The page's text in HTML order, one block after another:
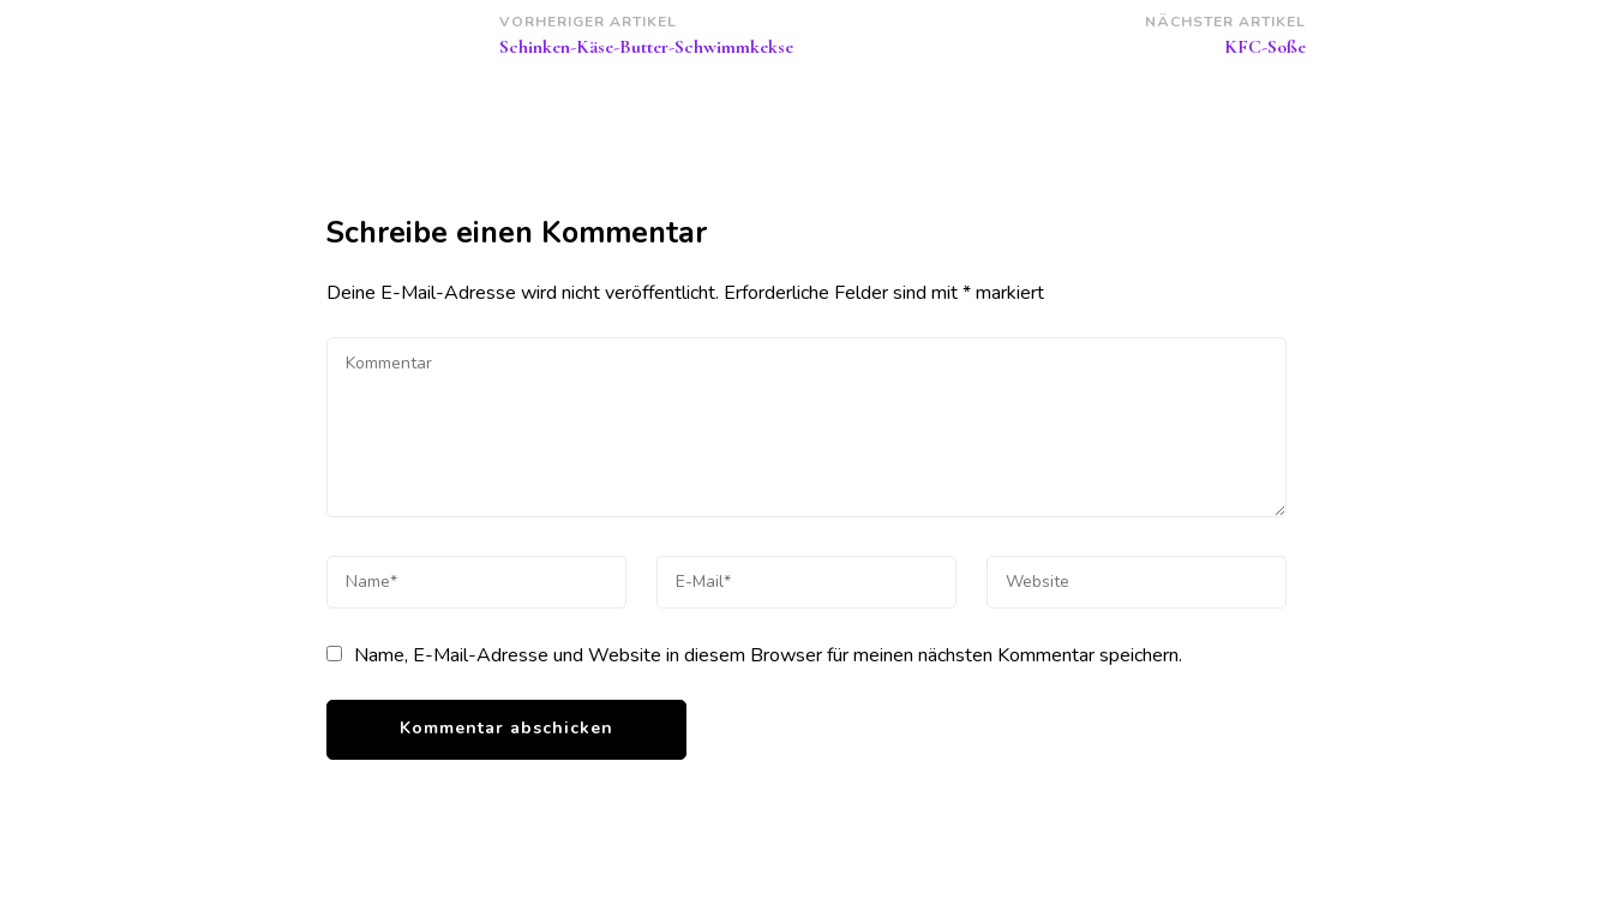
Beitragsnavigation
VORHERIGER ARTIKEL
Schinken-Käse-Butter-Schwimmkekse
NÄCHSTER ARTIKEL
KFC-Soße
Schreibe einen Kommentar
Deine E-Mail-Adresse wird nicht veröffentlicht. Erforderliche Felder sind mit*markiert
Name, E-Mail-Adresse und Website in diesem Browser für meinen nächsten Kommentar speichern.